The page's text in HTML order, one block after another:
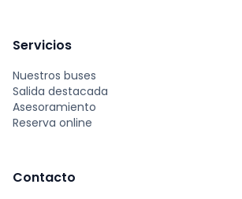
Servicios
Nuestros buses
Salida destacada
Asesoramiento
Reserva online
Contacto